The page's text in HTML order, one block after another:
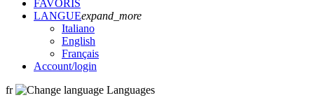
FAVORIS
LANGUEexpand_more
Italiano
English
Français
Account/login
fr
Languages